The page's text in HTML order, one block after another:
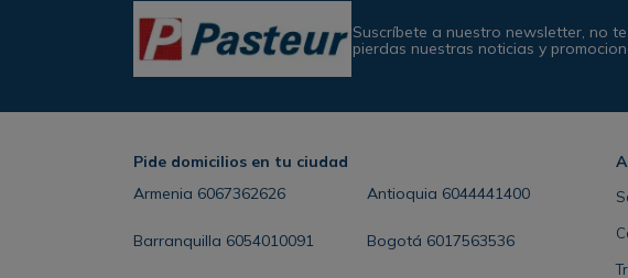
Suscríbete a nuestro newsletter, no te
pierdas nuestras noticias y
Pide domicilios en tu ciudad
Armenia 6067362626 Antioquia 6044441400
Barranquilla 6054010091 Bogotá 6017563536